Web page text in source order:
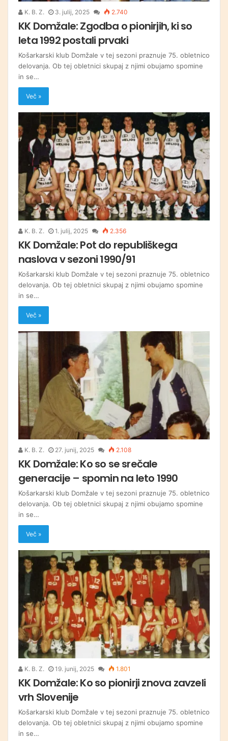
K. B. Z. 3. julij, 2025 2.740
KK Domžale: Zgodba o pionirjih, ki so
leta 1992 postali prvaki
Košarkarski klub Domžale v tej sezoni praznuje 75. obletnico
delovanja. Ob tej obletnici skupaj z njimi obujamo spomine
in se…
Več »
K. B. Z. 1. julij, 2025 2.356
KK Domžale: Pot do republiškega
naslova v sezoni 1990/91
Košarkarski klub Domžale v tej sezoni praznuje 75. obletnico
delovanja. Ob tej obletnici skupaj z njimi obujamo spomine
in se…
Več »
K. B. Z. 27. junij, 2025 2.108
KK Domžale: Ko so se srečale
generacije – spomin na leto 1990
Košarkarski klub Domžale v tej sezoni praznuje 75. obletnico
delovanja. Ob tej obletnici skupaj z njimi obujamo spomine
in se…
Več »
K. B. Z. 19. junij, 2025 1.801
KK Domžale: Ko so pionirji znova zavzeli
vrh Slovenije
Košarkarski klub Domžale v tej sezoni praznuje 75. obletnico
delovanja. Ob tej obletnici skupaj z njimi obujamo spomine
in se…